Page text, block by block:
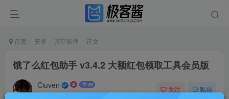
首页 安卓 其它软件 正文
饿了么红包助手 v3.4.2 大额红包领取工具会员版
Ciuven
2年前发布
关注 私信